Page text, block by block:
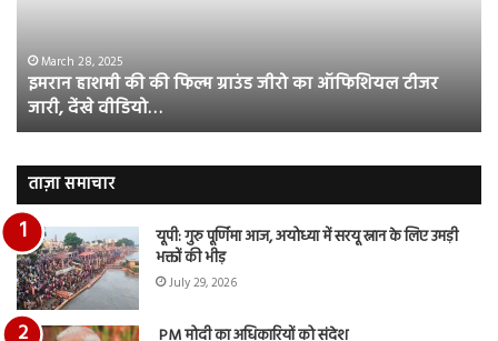
का
ऑफिशियल
टीजर
जारी,
वीडियो…
March 28, 2025
इमरान हाशमी की की फिल्म ग्राउंड जीरो का ऑफिशियल टीजर
जारी, देंखे वीडियो…
ताज़ा समाचार
यूपी: गुरु पूर्णिमा आज, अयोध्या में सरयू स्नान के लिए उमड़ी
भक्तों की भीड़
July 29, 2026